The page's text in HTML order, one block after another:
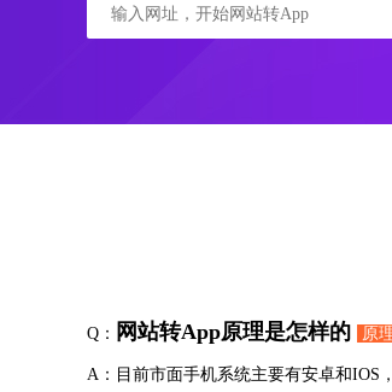
Q： 网站转App原理是怎样的 原
A：目前市面手机系统主要有安卓和IOS